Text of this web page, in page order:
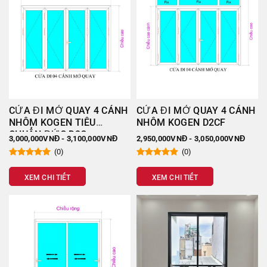
Qua thông tin cấu tạo của cửa nhôm Kogen, hẳn nhiều
người đã thấy được sự cao cấp của nó như thế nào. Vậy
nên, nhiều người đánh giá rằng đây là loại cửa được người
tiêu dùng trên thị trường ưa chuộng cũng là điều dễ hiểu.
Phụ kiện đi kèm của cửa nhôm Kogen
5 ưu điểm của cửa nhôm cao cấp
CỬA ĐI MỞ QUAY 4 CÁNH
NHÔM KOGEN TIÊU
CHUẨN ĐỨC D2C
3,000,000VNĐ - 3,100,000VNĐ
(0)
XEM CHI TIẾT
CỬA ĐI MỞ QUAY 4 CÁNH
NHÔM KOGEN D2CF
2,950,000VNĐ - 3,050,000VNĐ
(0)
XEM CHI TIẾT